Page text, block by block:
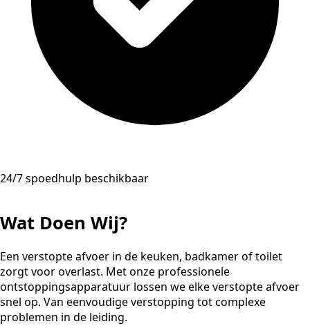
24/7 spoedhulp beschikbaar
Wat Doen Wij?
Een verstopte afvoer in de keuken, badkamer of toilet
zorgt voor overlast. Met onze professionele
ontstoppingsapparatuur lossen we elke verstopte afvoer
snel op. Van eenvoudige verstopping tot complexe
problemen in de leiding.